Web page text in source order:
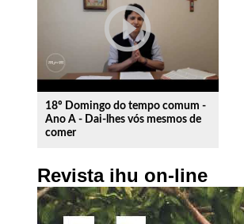
play_circle_outline
18º Domingo do tempo comum -
Ano A - Dai-lhes vós mesmos de
comer
Revista ihu on-line